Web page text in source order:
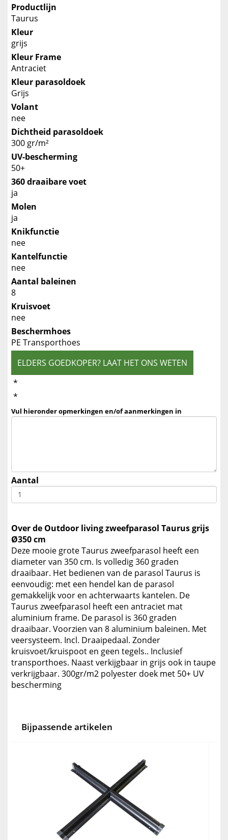
Productlijn
Taurus
Kleur
grijs
Kleur Frame
Antraciet
Kleur parasoldoek
Grijs
Volant
nee
Dichtheid parasoldoek
300 gr/m²
UV-bescherming
50+
360 draaibare voet
ja
Molen
ja
Knikfunctie
nee
Kantelfunctie
nee
Aantal baleinen
8
Kruisvoet
nee
Beschermhoes
PE Transporthoes
ELDERS GOEDKOPER? LAAT HET ONS WETEN
*
*
Vul hieronder opmerkingen en/of aanmerkingen in
Aantal
Over de Outdoor living zweefparasol Taurus grijs
Ø350 cm
Deze mooie grote Taurus zweefparasol heeft een
diameter van 350 cm. Is volledig 360 graden
draaibaar. Het bedienen van de parasol Taurus is
eenvoudig: met een hendel kan de parasol
gemakkelijk voor en achterwaarts kantelen. De
Taurus zweefparasol heeft een antraciet mat
aluminium frame. De parasol is 360 graden
draaibaar. Voorzien van 8 aluminium baleinen. Met
veersysteem. Incl. Draaipedaal. Zonder
kruisvoet/kruispoot en geen tegels.. Inclusief
transporthoes. Naast verkijgbaar in grijs ook in taupe
verkrijgbaar. 300gr/m2 polyester doek met 50+ UV
bescherming
Bijpassende artikelen